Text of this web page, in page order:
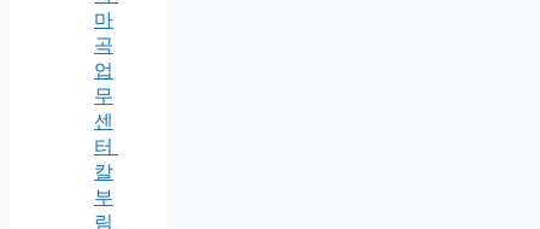
마
곡
업
무
센
터
칼
부
림